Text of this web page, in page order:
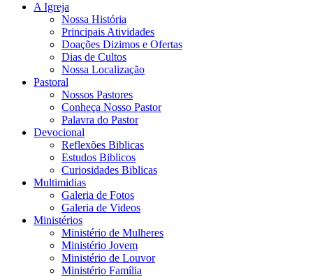
A Igreja
Nossa História
Principais Atividades
Doações Dizimos e Ofertas
Dias de Cultos
Nossa Localização
Pastoral
Nossos Pastores
Conheça Nosso Pastor
Palavra do Pastor
Devocional
Reflexões Biblicas
Estudos Biblicos
Curiosidades Biblicas
Multimidias
Galeria de Fotos
Galeria de Videos
Ministérios
Ministério de Mulheres
Ministério Jovem
Ministério de Louvor
Ministério Família